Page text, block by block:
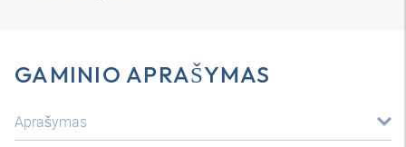
GAMINIO APRAŠYMAS
Aprašymas